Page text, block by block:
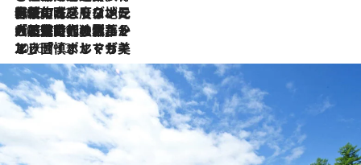
2026.7.22
伝統の味をモダンに昇華。高感度な地元客が集う、リスボンの最旬ガストロノミー
2026.7.21
大航海時代の栄華から、震災、独裁、そして革命へ。ポルトガル・首都リスボンの石畳に刻まれた「歴史の光と影」
2026.7.13
エッセイ・ヤマザキマリ「慎ましくも美しき国 ポルトガル」